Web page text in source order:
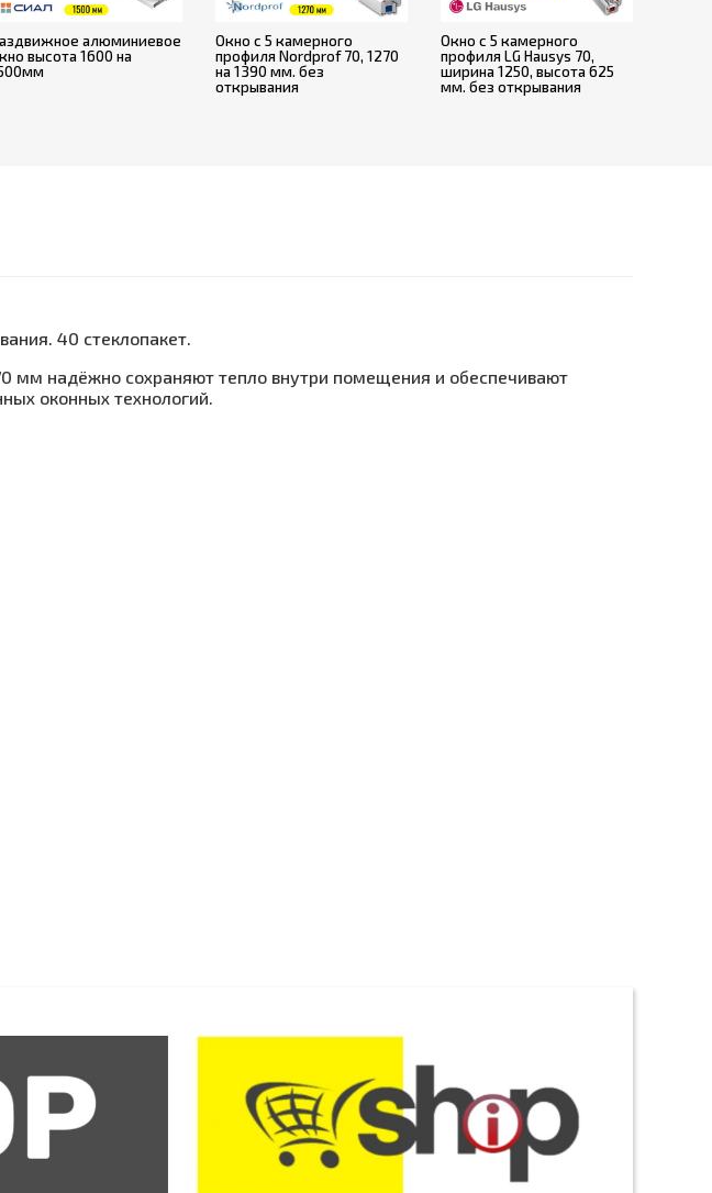
алюминиевое
высота 1600 на
Окно с 5 камерного
профиля Nordprof 70, 1270
на 1390 мм. без
открывания
Окно с 5 камерного
профиля LG Hausys 70,
ширина 1250, высота 625
мм. без открывания
40 стеклопакет.
мм надёжно сохраняют тепло внутри помещения и обеспечивают
оконных технологий.